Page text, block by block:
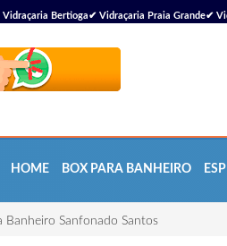
Bertioga✔ Vidraçaria Praia
HOME BOX PARA BANHEIRO
Banheiro Sanfonado Santos